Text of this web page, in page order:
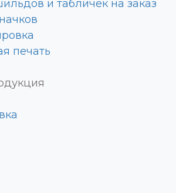
и табличек на заказ
печать